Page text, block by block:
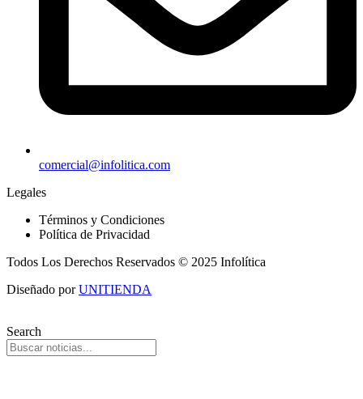
comercial@infolitica.com
Legales
Términos y Condiciones
Política de Privacidad
Todos Los Derechos Reservados © 2025 Infolítica
Diseñado porUNITIENDA
Search